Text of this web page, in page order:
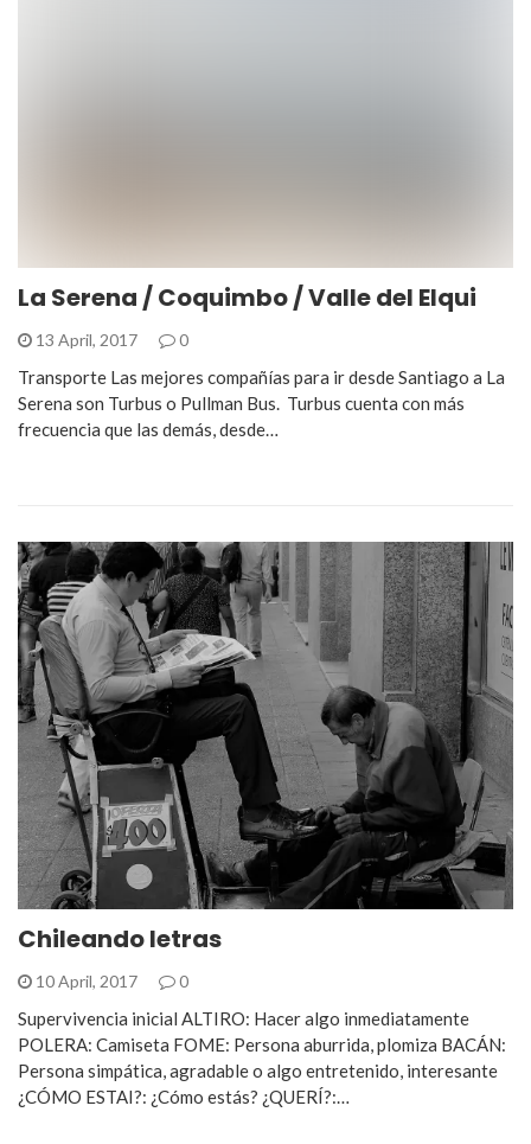
La Serena / Coquimbo / Valle del Elqui
13 April, 2017 0
Transporte Las mejores compañías para ir desde Santiago a La
Serena son Turbus o Pullman Bus. Turbus cuenta con más
frecuencia que las demás, desde…
Chileando letras
10 April, 2017 0
Supervivencia inicial ALTIRO: Hacer algo inmediatamente
POLERA: Camiseta FOME: Persona aburrida, plomiza BACÁN:
Persona simpática, agradable o algo entretenido, interesante
¿CÓMO ESTAI?: ¿Cómo estás? ¿QUERÍ?:…